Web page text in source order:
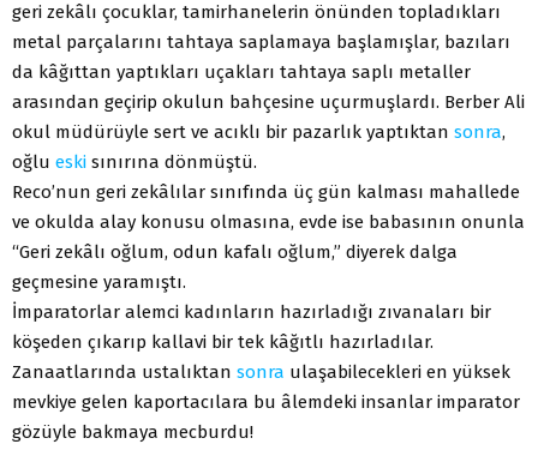
geri zekâlı çocuklar, tamirhanelerin önünden topladıkları
metal parçalarını tahtaya saplamaya başlamışlar, bazıları
da kâğıttan yaptıkları uçakları tahtaya saplı metaller
arasından geçirip okulun bahçesine uçurmuşlardı. Berber Ali
okul müdürüyle sert ve acıklı bir pazarlık yaptıktan sonra,
oğlu eski sınırına dönmüştü.
Reco’nun geri zekâlılar sınıfında üç gün kalması mahallede
ve okulda alay konusu olmasına, evde ise babasının onunla
“Geri zekâlı oğlum, odun kafalı oğlum,” diyerek dalga
geçmesine yaramıştı.
İmparatorlar alemci kadınların hazırladığı zıvanaları bir
köşeden çıkarıp kallavi bir tek kâğıtlı hazırladılar.
Zanaatlarında ustalıktan sonra ulaşabilecekleri en yüksek
mevkiye gelen kaportacılara bu âlemdeki insanlar imparator
gözüyle bakmaya mecburdu!